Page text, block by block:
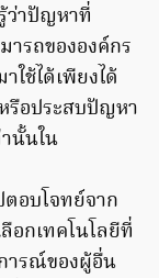
ว่าปัญหาที่
ารถขององค์กร
ใช้ได้เพียงได้
รือประสบปัญหา
นั้นใน
ตอบโจทย์จาก
อกเทคโนโลยีที่
ารณ์ของผู้อื่น